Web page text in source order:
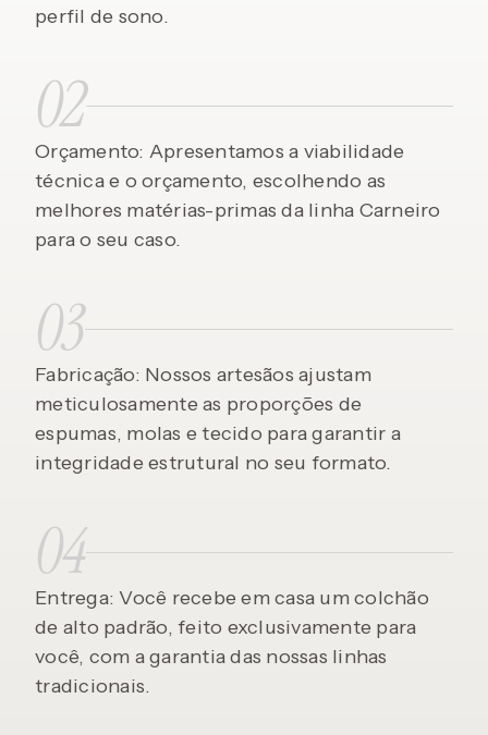
perfil de sono.
02
Orçamento: Apresentamos a viabilidade
técnica e o orçamento, escolhendo as
melhores matérias-primas da linha Carneiro
para o seu caso.
03
Fabricação: Nossos artesãos ajustam
meticulosamente as proporções de
espumas, molas e tecido para garantir a
integridade estrutural no seu formato.
04
Entrega: Você recebe em casa um colchão
de alto padrão, feito exclusivamente para
você, com a garantia das nossas linhas
tradicionais.